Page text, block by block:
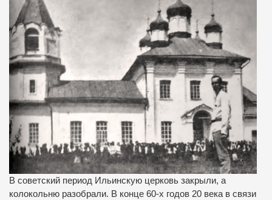
В советский период Ильинскую церковь закрыли, а
колокольню разобрали. В конце 60-х годов 20 века в связи